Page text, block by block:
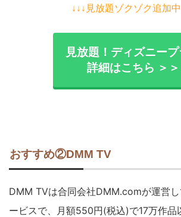
↓↓↓見放題ゾクゾク追加中
見放題！ディズニープ
詳細はこちら ＞＞
おすすめ②DMM TV
DMM TVは合同会社DMM.comが運営
ービスで、月額550円(税込)で17万作品